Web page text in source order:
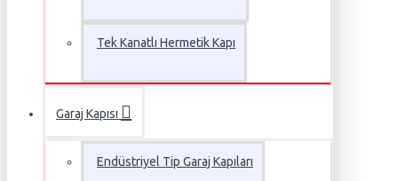
Tek Kanatlı Hermetik Kapı
Garaj Kapısı
Endüstriyel Tip Garaj Kapıları